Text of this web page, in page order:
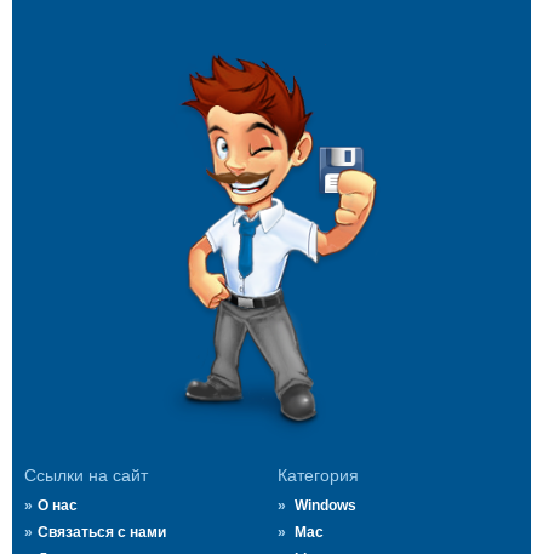
Ссылки на сайт
О нас
Связаться с нами
Категория
Windows
Mac